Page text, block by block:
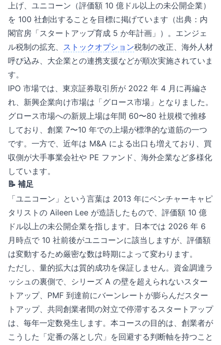
上げ、ユニコーン（評価額 10 億ドル以上の未公開企業）
を 100 社創出することを目標に掲げています（出典： 内
閣官房「スタートアップ育成 5 か年計画」 ）。エンジェ
ル税制の拡充、 ストックオプション税制の改正、海外人材
呼び込み、大企業との連携支援などが順次実施されていま
す。
IPO 市場では、東京証券取引所が 2022 年 4 月に再編さ
れ、新興企業向け市場は「グロース市場」となりました。
グロース市場への新規上場は年間 60〜80 社規模で推移
しており、創業 7〜10 年での上場が標準的な道筋の一つ
です。一方で、近年は M&A による出口も増えており、買
収側が大手事業会社や PE ファンド、海外企業など多様化
しています。
📝 補足
「ユニコーン」という言葉は 2013 年にベンチャーキャピ
タリストの Aileen Lee が造語したもので、評価額 10 億
ドル以上の未公開企業を指します。日本では 2026 年 6
月時点で 10 社前後がユニコーンに該当しますが、評価額
は変動するため厳密な数は時期によって変わります。
ただし、量的拡大は質的成功を保証しません。資金調達ラ
ッシュの裏側で、シリーズ A の壁を超えられないスター
トアップ、PMF 到達前にバーンレートが膨らんだスター
トアップ、共同創業者間の対立で停滞するスタートアップ
は、毎年一定数発生します。本コースの目的は、創業者が
こうした「定番の落とし穴」を回避する判断軸を持つこと